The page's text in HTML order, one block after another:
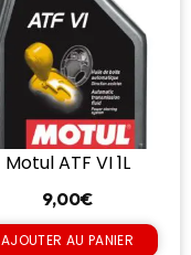
Motul ATF VI 1L
9,00€
AJOUTER AU PANIER